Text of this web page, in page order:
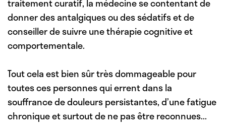
traitement curatif, la médecine se contentant de
donner des antalgiques ou des sédatifs et de
conseiller de suivre une thérapie cognitive et
comportementale.
Tout cela est bien sûr très dommageable pour
toutes ces personnes qui errent dans la
souffrance de douleurs persistantes, d’une fatigue
chronique et surtout de ne pas être reconnues...